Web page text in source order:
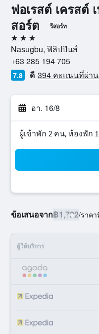
ฟอเรสต์ เครสต์
สอร์ต
รีสอร์ท
3 ดาว
Nasugbu, ฟิลิปปินส์
+63 285 194 705
7.8 ดี 394 คะแนนที่ผ่า
อา. 16/8
ผู้เข้าพัก 2 คน, ห้องพัก
ข้อเสนอจาก฿1,722/ราค
ผู้ให้บริการ